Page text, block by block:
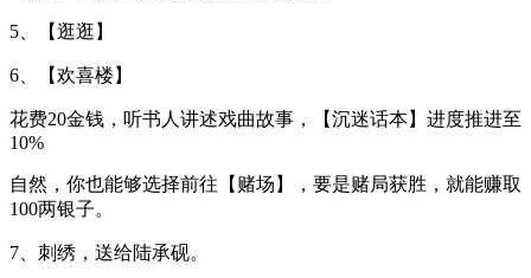
5、【逛逛】
6、【欢喜楼】
花费20金钱，听书人讲述戏曲故事，【沉迷话本】进度推进至
10%
自然，你也能够选择前往【赌场】，要是赌局获胜，就能赚取
100两银子。
7、刺绣，送给陆承砚。